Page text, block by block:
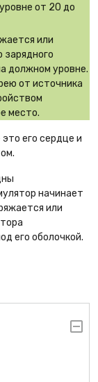
от 20 до
или
зарядного
должном уровне.
от источника
место.
это его сердце и
начинает
или
его оболочкой.